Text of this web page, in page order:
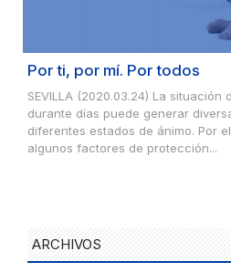
Por ti, por mí. Por todos
SEVILLA (2020.03.24) La
durante días puede generar
diferentes estados de ánimo. Por
algunos factores de protección...
ARCHIVOS